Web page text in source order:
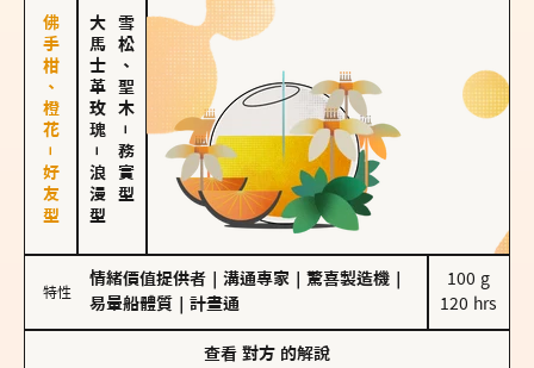
佛手柑、橙花－好友型 大馬士革玫瑰
－
浪漫型
雪松、聖木
－
務實型
特性
情緒價值提供者 溝通專家 驚喜製造機
易暈船體質
計畫通
100 g
120 hrs
查看 對方 的解說